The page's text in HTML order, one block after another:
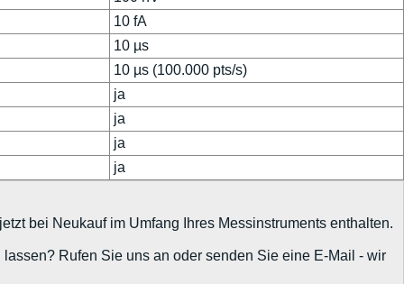
10 fA
10 µs
10 µs (100.000 pts/s)
ja
ja
ja
ja
bei Neukauf im Umfang Ihres Messinstruments enthalten.
Rufen Sie uns an oder senden Sie eine E-Mail - wir